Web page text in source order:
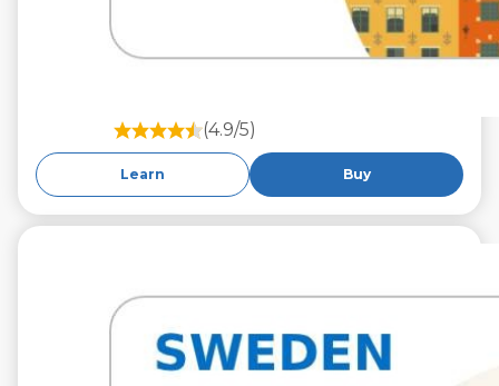
(4.9/5)
Learn Buy
Roaming on